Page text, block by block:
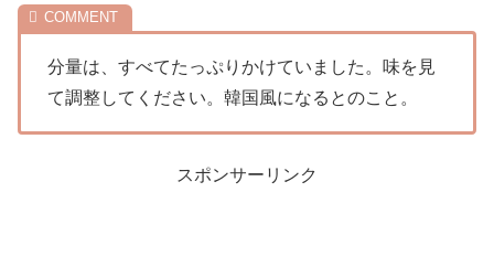
分量は、すべてたっぷりかけていました。味を見
て調整してください。韓国風になるとのこと。
スポンサーリンク